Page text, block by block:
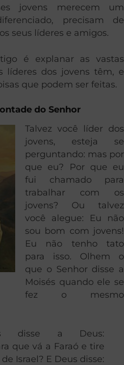
jovens merecem um
precisam de
seus líderes e amigos.
é explanar as vastas
líderes dos jovens têm, e
que podem ser feitas.
do Senhor
Talvez você líder dos
jovens, esteja se
perguntando: mas por
que eu? Por que eu
fui chamado para
trabalhar com os
jovens? Ou talvez
você alegue: Eu não
sou bom com jovens!
Eu não tenho tato
para isso. Olhem o
que o Senhor disse a
Moisés quando ele se
fez o mesmo
disse a Deus:
que vá a Faraó e tire
Israel? E Deus disse: